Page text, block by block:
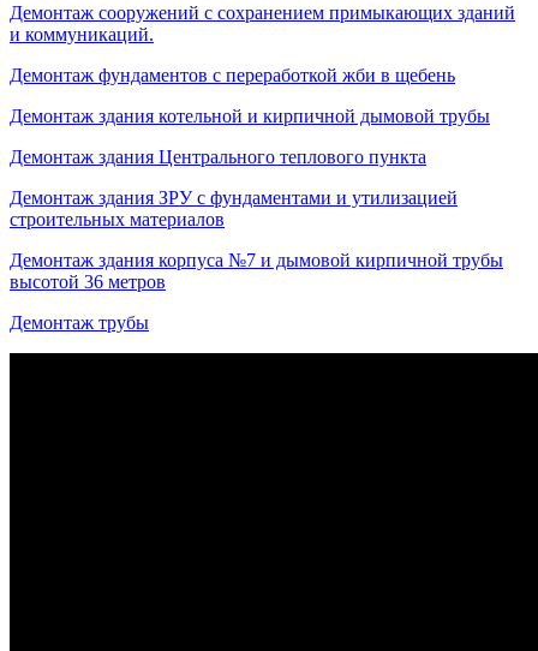
Демонтаж сооружений с сохранением примыкающих зданий
и коммуникаций.
Демонтаж фундаментов с переработкой жби в щебень
Демонтаж здания котельной и кирпичной дымовой трубы
Демонтаж здания Центрального теплового пункта
Демонтаж здания ЗРУ с фундаментами и утилизацией
строительных материалов
Демонтаж здания корпуса №7 и дымовой кирпичной трубы
высотой 36 метров
Демонтаж трубы